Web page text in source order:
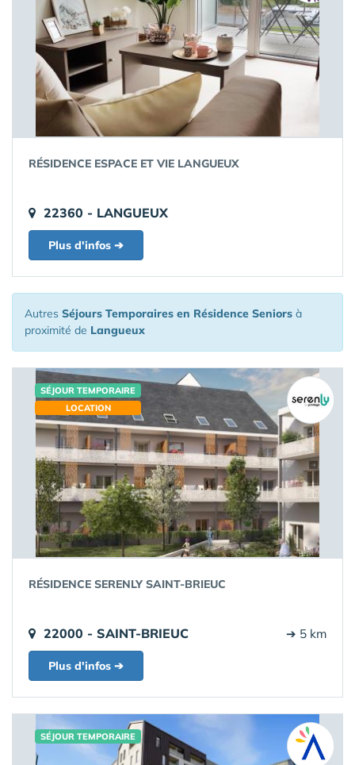
RÉSIDENCE ESPACE ET VIE LANGUEUX
22360 - LANGUEUX
Plus d'infos ➔
Autres Séjours Temporaires en Résidence Seniors à
proximité de Langueux
SÉJOUR TEMPORAIRE
LOCATION
RÉSIDENCE SERENLY SAINT-BRIEUC
22000 - SAINT-BRIEUC ➔ 5 km
Plus d'infos ➔
SÉJOUR TEMPORAIRE